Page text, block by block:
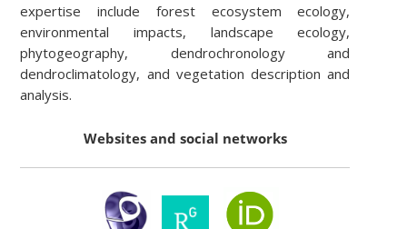
expertise include forest ecosystem ecology,
environmental impacts, landscape ecology,
phytogeography, dendrochronology and
dendroclimatology, and vegetation description and
analysis.
Websites and social networks